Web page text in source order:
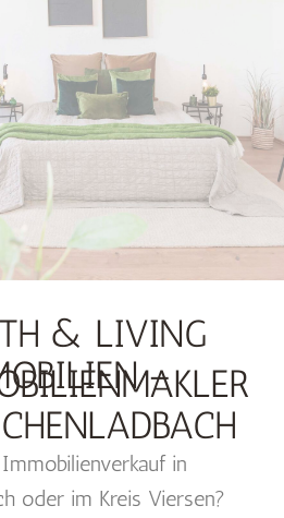
& LIVING
–
in
oder im Kreis Viersen?